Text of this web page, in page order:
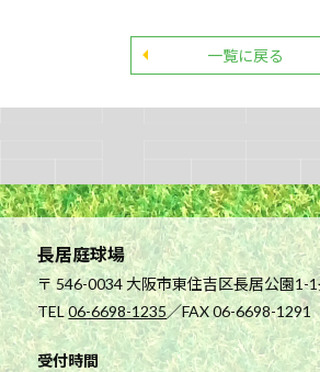
一覧に戻る
長居庭球場
〒 546-0034 大阪市東住吉区長居公園1-
TEL06-6698-1235／FAX 06-6698-1291
受付時間